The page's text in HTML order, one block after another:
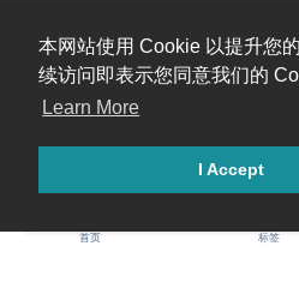
本网站使用 Cookie 以提升您
续访问即表示您同意我们的
Learn More
I Accept
糟糕，出错啦！请刷新页面重试。
首页 标签